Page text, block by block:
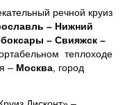
речной круиз
– Нижний
– Свияжск –
теплоходе
– Москва , город